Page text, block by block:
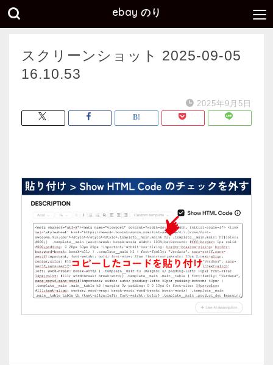
ebay のり
スクリーンショット 2025-09-05
16.10.53
2025年9月5日